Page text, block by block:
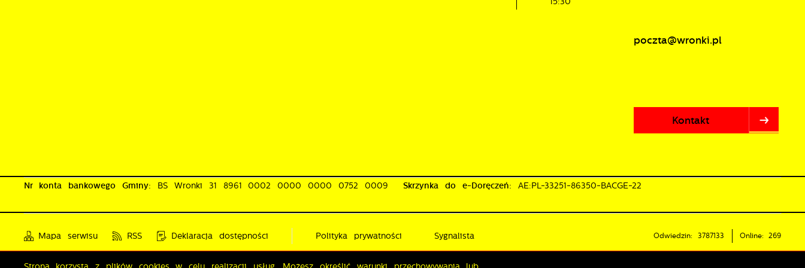
poczta@wronki.pl
Kontakt
Nr konta bankowego Gminy: BS Wronki 31 8961 0002 0000 0000 0752 0009 Skrzynka do e-Doręczeń: AE:PL-33251-86350-BACGE-22
Mapa serwisu RSS Deklaracja dostępności Polityka prywatności Sygnalista Odwiedzin: 3787133 Online: 269